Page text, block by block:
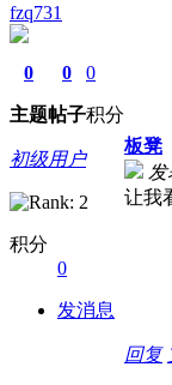
fzq731
0
主题
0
帖子
0
积分
初级用户
积分
0
发消息
板凳
发
让我
回复